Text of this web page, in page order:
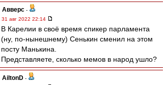
Авверс -
31 авг 2022 22:14
В Карелии в своё время спикер парламента
(ну, по-нынешнему) Сенькин сменил на этом
посту Манькина.
Представляете, сколько мемов в народ ушло?
AiltonD -